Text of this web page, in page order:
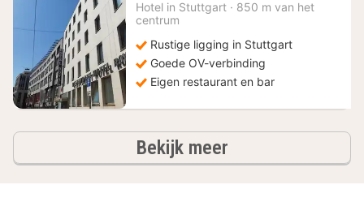
€
Hotel in Stuttgart · 850 m van het
centrum
Rustige ligging in Stuttgart
Goede OV-verbinding
Eigen restaurant en bar
Bekijk meerhotels